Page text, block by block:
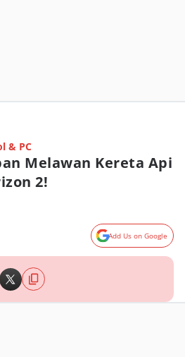
& PC
Melawan Kereta Api
2!
Add Us on Google